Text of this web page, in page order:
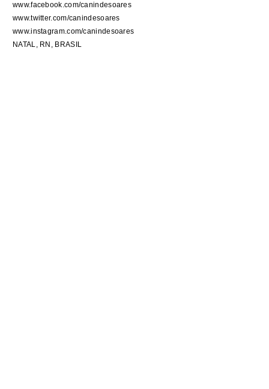
www.facebook.com/canindesoares
www.twitter.com/canindesoares
www.instagram.com/canindesoares
NATAL, RN, BRASIL